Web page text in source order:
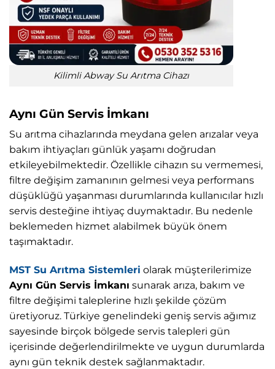
Kilimli Abway Su Arıtma Cihazı
Aynı Gün Servis İmkanı
Su arıtma cihazlarında meydana gelen arızalar veya
bakım ihtiyaçları günlük yaşamı doğrudan
etkileyebilmektedir. Özellikle cihazın su vermemesi,
filtre değişim zamanının gelmesi veya performans
düşüklüğü yaşanması durumlarında kullanıcılar hızlı
servis desteğine ihtiyaç duymaktadır. Bu nedenle
beklemeden hizmet alabilmek büyük önem
taşımaktadır.
MST Su Arıtma Sistemleri olarak müşterilerimize
Aynı Gün Servis İmkanı sunarak arıza, bakım ve
filtre değişimi taleplerine hızlı şekilde çözüm
üretiyoruz. Türkiye genelindeki geniş servis ağımız
sayesinde birçok bölgede servis talepleri gün
içerisinde değerlendirilmekte ve uygun durumlarda
aynı gün teknik destek sağlanmaktadır.